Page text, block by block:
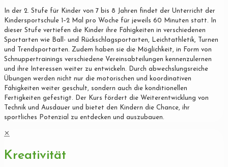
In der 2. Stufe für Kinder von 7 bis 8 Jahren findet der Unterricht der
Kindersportschule 1–2 Mal pro Woche für jeweils 60 Minuten statt. In
dieser Stufe vertiefen die Kinder ihre Fähigkeiten in verschiedenen
Sportarten wie Ball- und Rückschlagsportarten, Leichtathletik, Turnen
und Trendsportarten. Zudem haben sie die Möglichkeit, in Form von
Schnuppertrainings verschiedene Vereinsabteilungen kennenzulernen
und ihre Interessen weiter zu entwickeln. Durch abwechslungsreiche
Übungen werden nicht nur die motorischen und koordinativen
Fähigkeiten weiter geschult, sondern auch die konditionellen
Fertigkeiten gefestigt. Der Kurs fördert die Weiterentwicklung von
Technik und Ausdauer und bietet den Kindern die Chance, ihr
sportliches Potenzial zu entdecken und auszubauen.
✕
Kreativität